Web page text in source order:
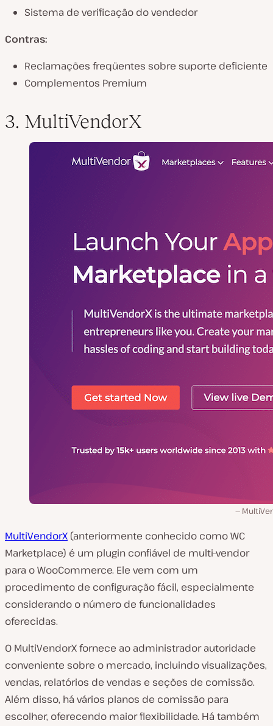
Sistema de verificação do vendedor
Contras:
Reclamações freqüentes sobre suporte deficiente
Complementos Premium
3. MultiVendorX
MultiVendorX (anteriormente conhecido como WC
Marketplace) é um plugin confiável de multi-vendor
para o WooCommerce. Ele vem com um
procedimento de configuração fácil, especialmente
considerando o número de funcionalidades
oferecidas.
O MultiVendorX fornece ao administrador autoridade
conveniente sobre o mercado, incluindo visualizações,
vendas, relatórios de vendas e seções de comissão.
Além disso, há vários planos de comissão para
escolher, oferecendo maior flexibilidade. Há também